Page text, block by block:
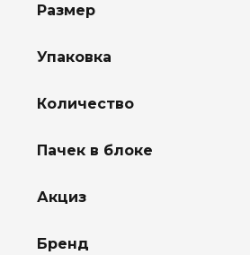
Размер
Упаковка
Количество
Пачек в блоке
Акциз
Бренд